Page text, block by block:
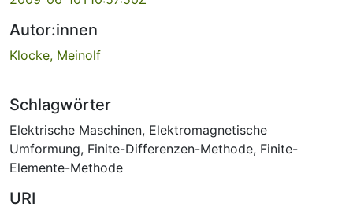
Autor:innen
Klocke, Meinolf
Schlagwörter
Elektrische Maschinen, Elektromagnetische
Umformung, Finite-Differenzen-Methode, Finite-
Elemente-Methode
URI